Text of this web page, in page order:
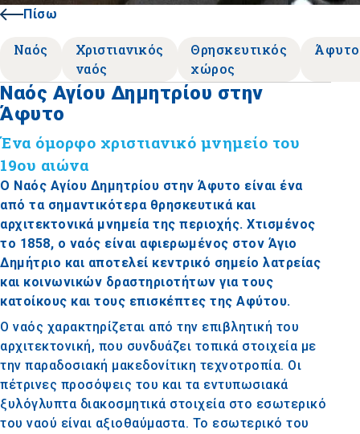
Πίσω
Ναός
Χριστιανικός
ναός
Θρησκευτικός
χώρος
Ναός Αγίου Δημητρίου στην
Άφυτο
Ένα όμορφο χριστιανικό μνημείο του
19ου αιώνα
Ο Ναός Αγίου Δημητρίου στην Άφυτο είναι ένα
από τα σημαντικότερα θρησκευτικά και
αρχιτεκτονικά μνημεία της περιοχής. Χτισμένος
το 1858, ο ναός είναι αφιερωμένος στον Άγιο
Δημήτριο και αποτελεί κεντρικό σημείο λατρείας
και κοινωνικών δραστηριοτήτων για τους
κατοίκους και τους επισκέπτες της Αφύτου.
Ο ναός χαρακτηρίζεται από την επιβλητική του
αρχιτεκτονική, που συνδυάζει τοπικά στοιχεία με
την παραδοσιακή μακεδονίτικη τεχνοτροπία. Οι
πέτρινες προσόψεις του και τα εντυπωσιακά
ξυλόγλυπτα διακοσμητικά στοιχεία στο εσωτερικό
του ναού είναι αξιοθαύμαστα. Το εσωτερικό του